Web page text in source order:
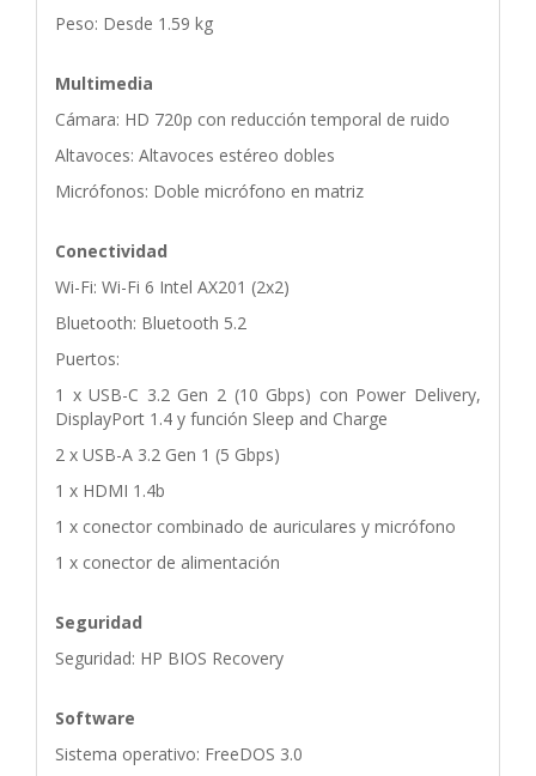
Peso: Desde 1.59 kg
Multimedia
Cámara: HD 720p con reducción temporal de ruido
Altavoces: Altavoces estéreo dobles
Micrófonos: Doble micrófono en matriz
Conectividad
Wi-Fi: Wi-Fi 6 Intel AX201 (2x2)
Bluetooth: Bluetooth 5.2
Puertos:
1 x USB-C 3.2 Gen 2 (10 Gbps) con Power Delivery,
DisplayPort 1.4 y función Sleep and Charge
2 x USB-A 3.2 Gen 1 (5 Gbps)
1 x HDMI 1.4b
1 x conector combinado de auriculares y micrófono
1 x conector de alimentación
Seguridad
Seguridad: HP BIOS Recovery
Software
Sistema operativo: FreeDOS 3.0